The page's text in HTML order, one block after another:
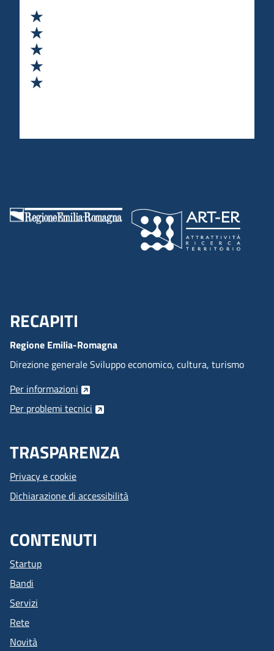
Menu Footer
RECAPITI
Regione Emilia-Romagna
Direzione generale Sviluppo economico, cultura, turismo
Per informazioni
Per problemi tecnici
TRASPARENZA
Privacy e cookie
Dichiarazione di accessibilità
CONTENUTI
Startup
Bandi
Servizi
Rete
Novità